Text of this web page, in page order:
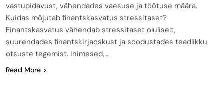
vastupidavust, vähendades vaesuse ja töötuse määra.
Kuidas mõjutab finantskasvatus stressitaset?
Finantskasvatus vähendab stressitaset oluliselt,
suurendades finantskirjaoskust ja soodustades teadlikku
otsuste tegemist. Inimesed,…
Read More